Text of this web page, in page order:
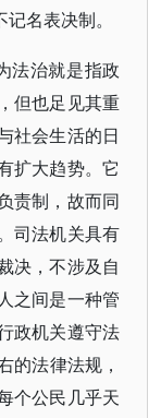
名表决制。
法治就是指政
但也足见其重
社会生活的日
扩大趋势。它
责制，故而同
司法机关具有
决，不涉及自
之间是一种管
政机关遵守法
的法律法规，
个公民几乎天